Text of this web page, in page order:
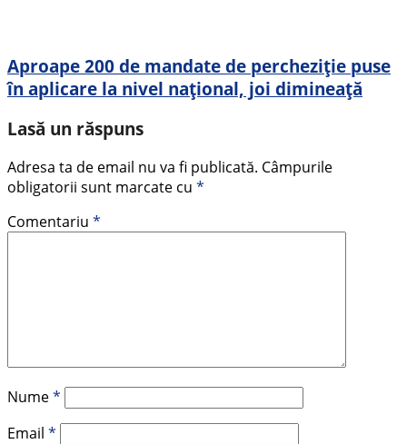
Aproape 200 de mandate de percheziție puse
în aplicare la nivel național, joi dimineață
Lasă un răspuns
Adresa ta de email nu va fi publicată. Câmpurile
obligatorii sunt marcate cu *
Comentariu *
Nume*
Email *